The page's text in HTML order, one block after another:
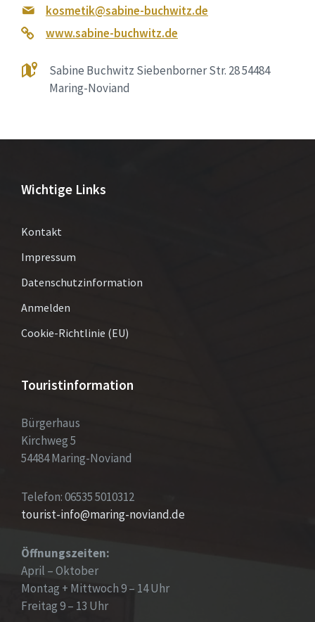
kosmetik@sabine-buchwitz.de
www.sabine-buchwitz.de
Sabine Buchwitz Siebenborner Str. 28 54484
Maring-Noviand
Wichtige Links
Kontakt
Impressum
Datenschutzinformation
Anmelden
Cookie-Richtlinie (EU)
Touristinformation
Bürgerhaus
Kirchweg 5
54484 Maring-Noviand
Telefon: 06535 5010312
tourist-info@maring-noviand.de
Öffnungszeiten:
April – Oktober
Montag + Mittwoch 9 – 14 Uhr
Freitag 9 – 13 Uhr